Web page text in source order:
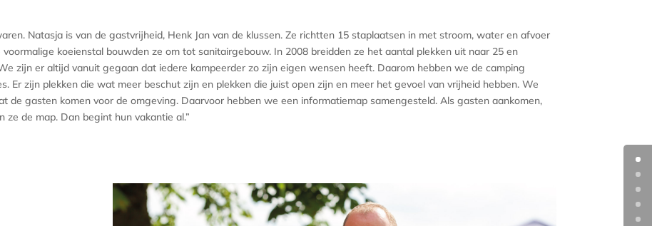
Natasja is van de gastvrijheid, Henk Jan van de klussen. Ze richtten 15 staplaatsen in met stroom, water en afvoer
koeienstal bouwden ze om tot sanitairgebouw. In 2008 breidden ze het aantal plekken uit naar 25 en
zijn er altijd vanuit gegaan dat iedere kampeerder zo zijn eigen wensen heeft. Daarom hebben we de camping
Er zijn plekken die wat meer beschut zijn en plekken die juist open zijn en meer het gevoel van vrijheid hebben. We
de gasten komen voor de omgeving. Daarvoor hebben we een informatiemap samengesteld. Als gasten aankomen,
de map. Dan begint hun vakantie al.”